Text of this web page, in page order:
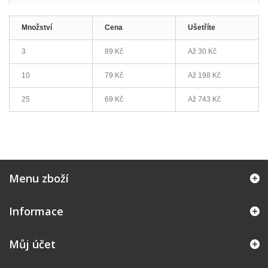
Množství Cena Ušetříte
3 89 Kč Až 30 Kč
10 79 Kč Až 198 Kč
25 69 Kč Až 743 Kč
Menu zboží
Informace
Můj účet